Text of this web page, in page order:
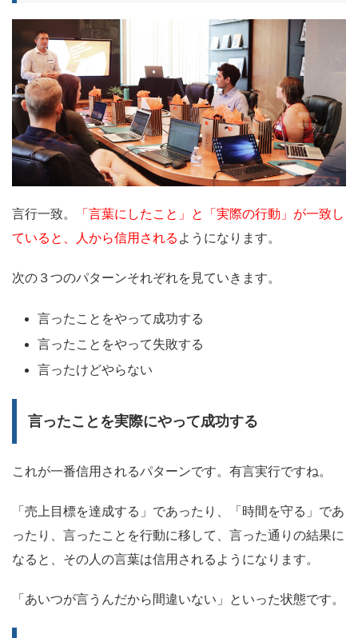
言行一致。
「言葉にしたこと」と「実際の行動」が一致し
ていると、人から信用される ようになります。
次の３つのパターンそれぞれを見ていきます。
言ったことをやって成功する
言ったことをやって失敗する
言ったけどやらない
言ったことを実際にやって成功する
これが一番信用されるパターンです。有言実行ですね。
「売上目標を達成する」であったり、「時間を守る」であ
ったり、言ったことを行動に移して、言った通りの結果に
なると、その人の言葉は信用されるようになります。
「あいつが言うんだから間違いない」といった状態です。